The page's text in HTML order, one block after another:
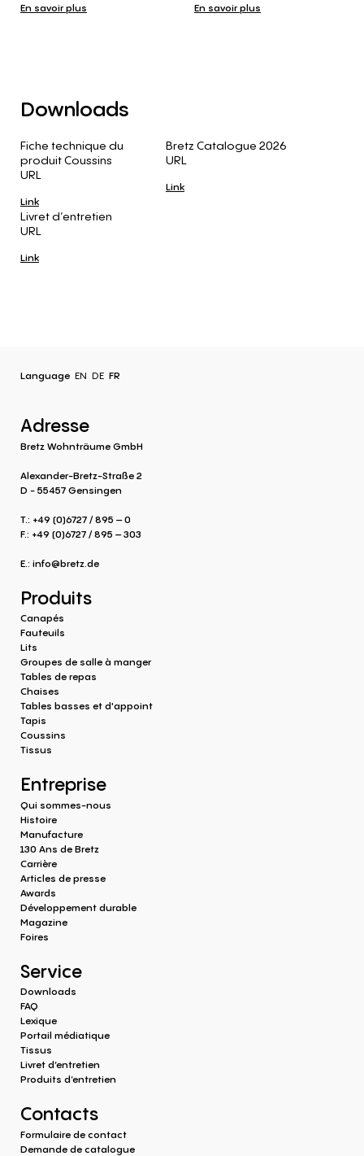
En savoir plus En savoir plus
Downloads
Fiche technique du
produit Coussins
URL
Link
Bretz Catalogue 2026
URL
Link
Livret d’entretien
URL
Link
Language EN DE FR
Adresse
Bretz Wohnträume GmbH
Alexander-Bretz-Straße 2
D - 55457 Gensingen
T.: +49 (0)6727 / 895 – 0
F.: +49 (0)6727 / 895 – 303
E.: info@bretz.de
Produits
Canapés
Fauteuils
Lits
Groupes de salle à manger
Tables de repas
Chaises
Tables basses et d'appoint
Tapis
Coussins
Tissus
Entreprise
Qui sommes-nous
Histoire
Manufacture
130 Ans de Bretz
Carrière
Articles de presse
Awards
Développement durable
Magazine
Foires
Service
Downloads
FAQ
Lexique
Portail médiatique
Tissus
Livret d’entretien
Produits d‘entretien
Contacts
Formulaire de contact
Demande de catalogue